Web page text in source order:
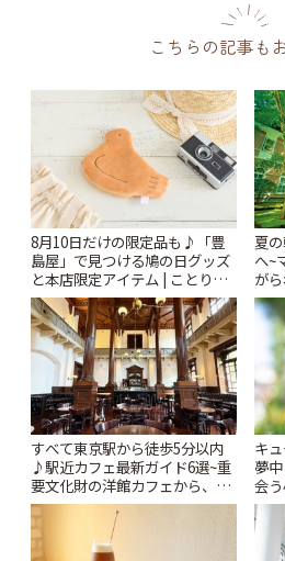
こちらの記事も
8月10日だけの限定品も♪「豊
島屋」で見つける鳩の日グッズ
と本店限定アイテム | ことりっ
ぷ
夏
へ~
が
~ |
すべて東京駅から徒歩5分以内
♪駅近カフェ最新ガイド6選~重
要文化財の洋館カフェから、改
札すぐのレトロ喫茶まで~ | こと
りっぷ
キ
夢
会